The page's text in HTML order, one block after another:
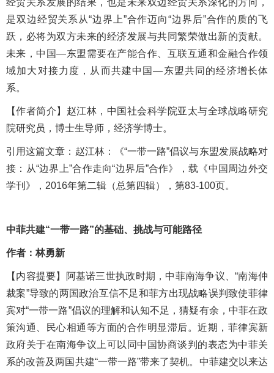
经贸关系发展的结果，也是未来双边经贸关系深化的方向，
是双边经贸关系从“边界上”合作迈向“边界后”合作的质的飞
跃，必将为双方未来的经济发展与共同繁荣做出新的贡献。
未来，中国—东盟需要在产能合作、互联互通和金融合作领
域加大对接力度，从而共建中国—东盟共同的经济增长体
系。
【作者简介 】赵江林，中国社会科学院亚太与全球战略研究
院研究员，博士生导师，经济学博士。
引用这篇文章： 赵江林：《“一带一路”倡议与东盟发展战略对
接：从“边界上”合作走向“边界后”合作》， 载《中国周边外交
学刊》， 2016年第二辑（总第四辑），第83-100页。
中菲共建“一带一路”的基础、挑战与可能路径
作者：林勇新
【内容提要】阿基诺三世执政时期，中菲南海争议、“南海仲
裁案”导致的两国政治互信不足和菲方出现战略误判致使菲律
宾对“一带一路”倡议的理解和认知不足，猜疑有余，中菲在政
策沟通、民心相通等方面的合作明显滞后。近期，菲律宾新
政府关于在南海争议上可以同中国协商谈判的表态为中菲关
系的改善及两国共建“一带一路”带来了契机。中菲建交以来达